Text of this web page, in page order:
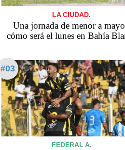
LA CIUDAD.
Una jornada de menor a
cómo será el lunes en Bahía
#03
FEDERAL A.